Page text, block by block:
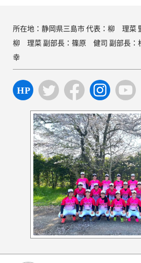
所在地：静岡県三島市 代表：柳 理菜
柳 理菜 副部長：篠原 健司 副部長
幸